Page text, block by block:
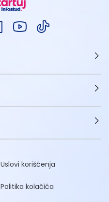
Uslovi korišćenja
Politika kolačića